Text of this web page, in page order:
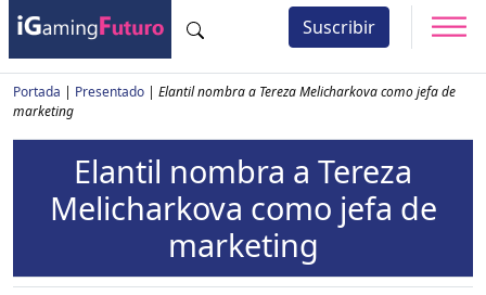
Suscribir
Portada | Presentado | Elantil nombra a Tereza Melicharkova como jefa de
marketing
Elantil nombra a Tereza
Melicharkova como jefa de
marketing